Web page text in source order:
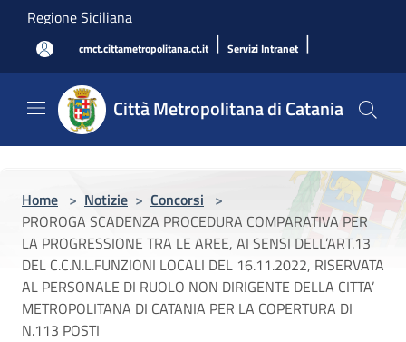
Salta al contenuto principale
Regione Siciliana
cmct.cittametropolitana.ct.it | Servizi Intranet |
Città Metropolitana di Catania
Home > Notizie > Concorsi >
PROROGA SCADENZA PROCEDURA COMPARATIVA PER
LA PROGRESSIONE TRA LE AREE, AI SENSI DELL’ART.13
DEL C.C.N.L.FUNZIONI LOCALI DEL 16.11.2022, RISERVATA
AL PERSONALE DI RUOLO NON DIRIGENTE DELLA CITTA’
METROPOLITANA DI CATANIA PER LA COPERTURA DI
N.113 POSTI